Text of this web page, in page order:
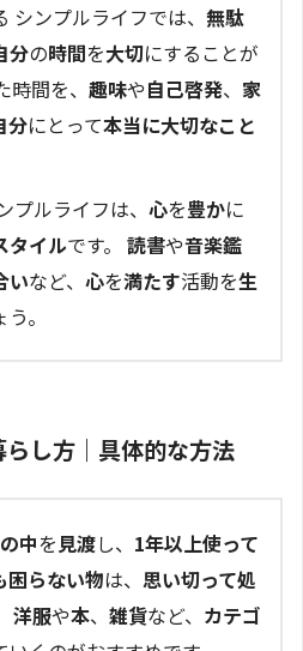
シンプルライフでは、 無駄
分の時間を大切にすることが
間を、 趣味や自己啓発、 家
分にとって本当に大切なこと
プルライフは、 心を豊かに
タイルです。 読書や音楽鑑
いなど、 心を満たす活動を生
。
し方｜具体的な方法
中を見渡し、 1年以上使って
困らない物は、 思い切って処
洋服や本、 雑貨など、 カテゴ